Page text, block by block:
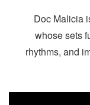
Doc Malicia
whose sets
rhythms, and
turns every